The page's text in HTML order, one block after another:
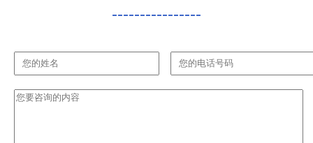
----------------